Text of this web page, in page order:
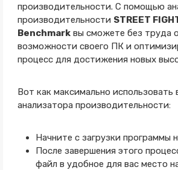
производительности. С помощью
производительности STREET
Benchmarkвы сможете без труда
возможности своего ПК и
процесс для достижения новых
Вот как максимально
анализатора производительности:
Начните с загрузки программы
После завершения этого
файл в удобное для вас место